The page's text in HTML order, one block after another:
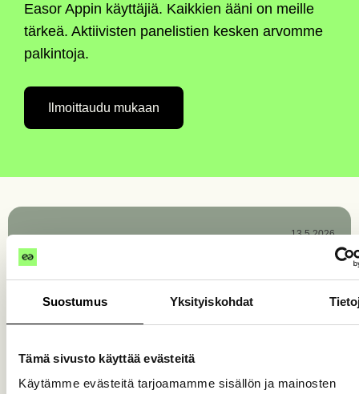
Suostumus Yksityiskohdat
Tämä sivusto käyttää evästeitä
Käytämme evästeitä tarjoamamme sisällön ja mainosten
Easor Appin käyttäjiä. Kaikkien ääni on meille
tärkeä. Aktiivisten panelistien kesken arvomme
palkintoja.
Ilmoittaudu mukaan
13.5.2026
Sähköposti- ja paperilaskujen
skannausosoitteet muuttuvat
laskujen skannauspalvelun tarjoajaa Suomessa.
Muutos vaikuttaa yrityksen ostolaskujen